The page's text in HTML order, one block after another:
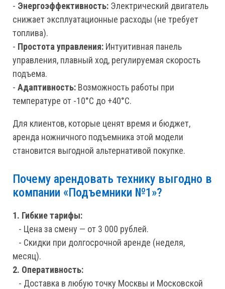
- Энергоэффективность: Электрический двигатель
снижает эксплуатационные расходы (не требует
топлива).
- Простота управления: Интуитивная панель
управления, плавный ход, регулируемая скорость
подъема.
- Адаптивность: Возможность работы при
температуре от -10°C до +40°C.
Для клиентов, которые ценят время и бюджет,
аренда ножничного подъемника этой модели
становится выгодной альтернативой покупке.
Почему арендовать технику выгодно в
компании «Подъемники №1»?
1. Гибкие тарифы:
- Цена за смену — от 3 000 рублей.
- Скидки при долгосрочной аренде (неделя,
месяц).
2. Оперативность:
- Доставка в любую точку Москвы и Московской